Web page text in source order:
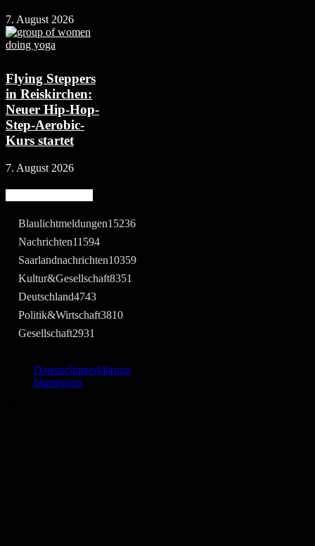
7. August 2026
Flying Steppers
in Reiskirchen:
Neuer Hip-Hop-
Step-Aerobic-
Kurs startet
7. August 2026
Blaulichtmeldungen15236
Nachrichten11594
Saarlandnachrichten10359
Kultur&Gesellschaft8351
Deutschland4743
Politik&Wirtschaft3810
Gesellschaft2931
Datenschutzerklärung
Impressum